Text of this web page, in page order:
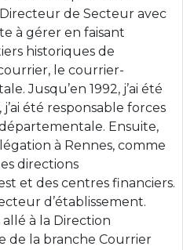
de Secteur avec
à gérer en faisant
historiques de
le courrier-
Jusqu’en 1992, j’ai été
été responsable forces
Ensuite,
à Rennes, comme
directions
et des centres financiers.
d’établissement.
allé à la Direction
de la branche Courrier